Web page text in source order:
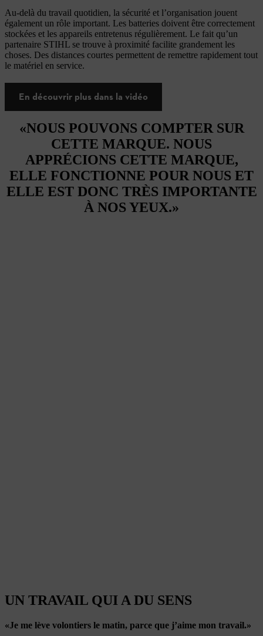
Au-delà du travail quotidien, la sécurité et l’organisation jouent
également un rôle important. Les batteries doivent être correctement
stockées et les appareils entretenus régulièrement. Le fait qu’un
partenaire STIHL se trouve à proximité facilite grandement les
choses. Des distances courtes permettent de remettre rapidement tout
le matériel en service.
En découvrir plus dans la vidéo
«NOUS POUVONS COMPTER SUR
CETTE MARQUE. NOUS
APPRÉCIONS CETTE MARQUE,
ELLE FONCTIONNE POUR NOUS ET
ELLE EST DONC TRÈS IMPORTANTE
À NOS YEUX.»
UN TRAVAIL QUI A DU SENS
«Je me lève volontiers le matin, parce que j’aime mon travail.»